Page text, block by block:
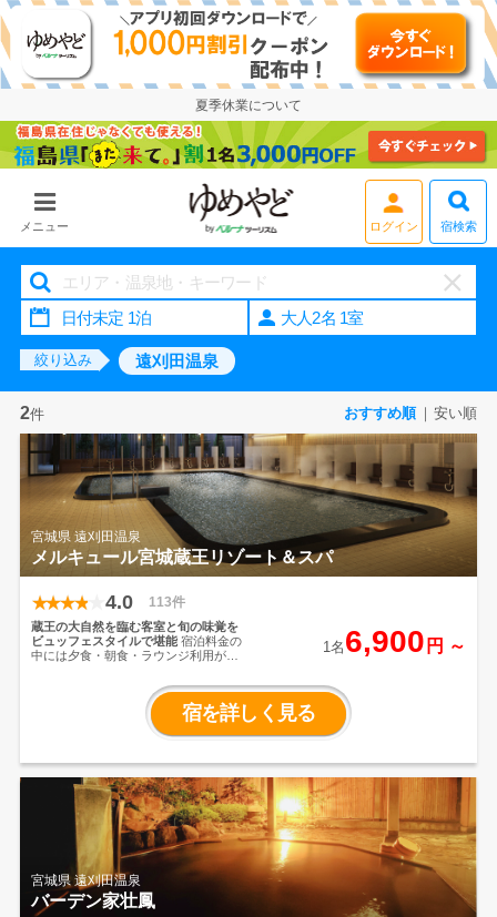
夏季休業について
メニュー
ログイン
宿検索
大人2名 1室
絞り込み 遠刈田温泉
2件 おすすめ順 安い順
宮城県 遠刈田温泉
メルキュール宮城蔵王リゾート＆スパ
4.0 113件
蔵王の大自然を臨む客室と旬の味覚を
ビュッフェスタイルで堪能宿泊料金の
中には夕食・朝食・ラウンジ利用が含
くホテル時間を満喫いただける工夫を
施しております。お食事は厳選された
旬の食材を使用しており、ビュッフェ
形式となっているため、お腹いっぱい
1名 6,900 円 ～
宿を詳しく見る
宮城県 遠刈田温泉
バーデン家壮鳳